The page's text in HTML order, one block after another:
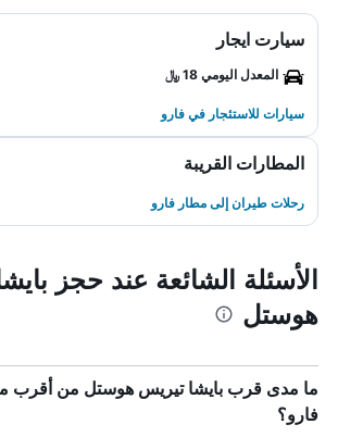
سيارت ايجار
المعدل اليومي 18 ﷼
سيارات للاستئجار في فارو
المطارات القريبة
رحلات طيران إلى مطار فارو
الأسئلة الشائعة عند حجز
هوستل
ما مدى قرب بايشا تيريس هوستل من أقرب
فارو؟